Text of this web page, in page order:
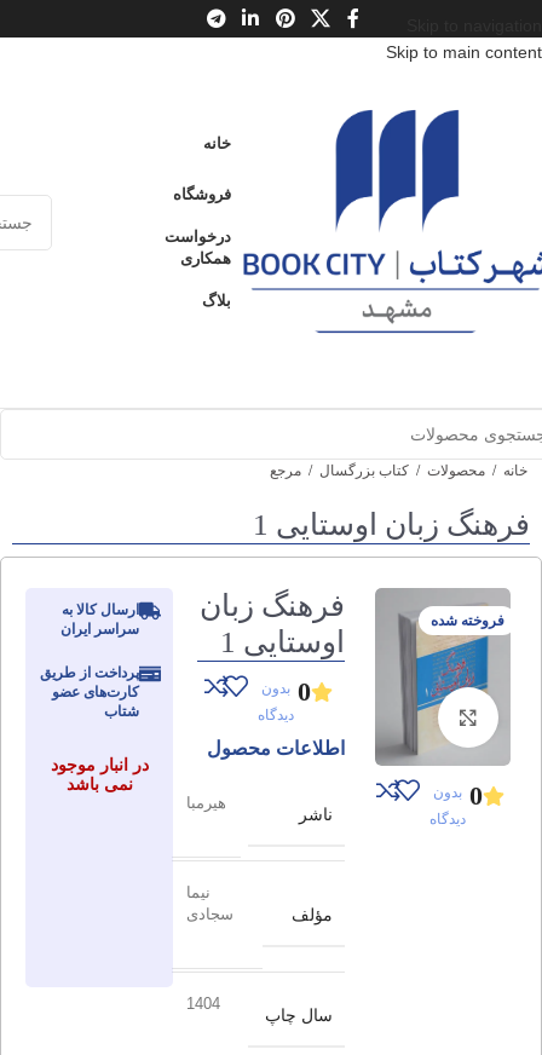
Skip to main content
خانه
فروشگاه
درخواست
همکاری
بلاگ
خانه / محصولات / کتاب بزرگسال / مرجع
فرهنگ زبان اوستایی 1
فروخته شده
برای بزرگنمایی کلیک کنید
0 بدون
دیدگاه
فرهنگ زبان
اوستایی 1
0 بدون
دیدگاه
اطلاعات محصول
ناشر
هیرمبا
مؤلف
نیما
سجادی
سال چاپ
1404
ارسال کالا به
سراسر ایران
پرداخت از طریق
کارت‌های عضو
شتاب
در انبار موجود
نمی باشد